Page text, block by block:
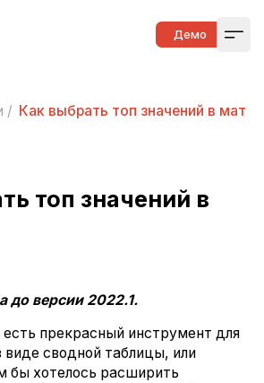
Демо
/ Как выбрать топ значений в
топ значений в
до версии 2022.1.
есть прекрасный инструмент для
сводной таблицы, или
бы хотелось расширить